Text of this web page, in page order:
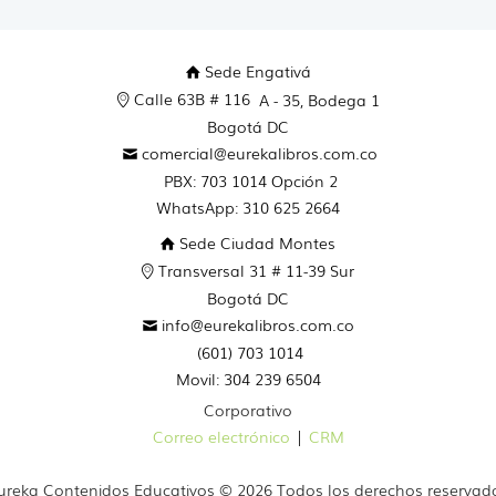
Sede Engativá
Calle 63B # 116 A - 35, Bodega 1
Bogotá DC
comercial@eurekalibros.com.co
PBX: 703 1014 Opción 2
WhatsApp: 310 625 2664
Sede Ciudad Montes
Transversal 31 # 11-39 Sur
Bogotá DC
info@eurekalibros.com.co
(601) 703 1014
Movil: 304 239 6504
Corporativo
Correo electrónico | CRM
Contenidos Educativos © 2026 Todos los derechos